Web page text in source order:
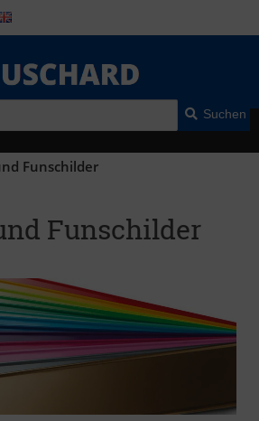
Suchen
Funschilder
Funschilder